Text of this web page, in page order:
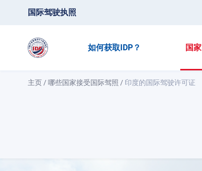
国际驾驶执照
如何获取IDP？ 国家
主页 /哪些国家接受国际驾照 / 印度的国际驾驶许可证